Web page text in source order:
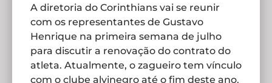
A diretoria do Corinthians vai se reunir
com os representantes de Gustavo
Henrique na primeira semana de julho
para discutir a renovação do contrato do
atleta. Atualmente, o zagueiro tem vínculo
com o clube alvinegro até o fim deste ano.